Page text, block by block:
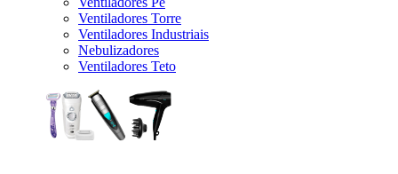
Ventiladores Torre
Ventiladores Industriais
Nebulizadores
Ventiladores Teto